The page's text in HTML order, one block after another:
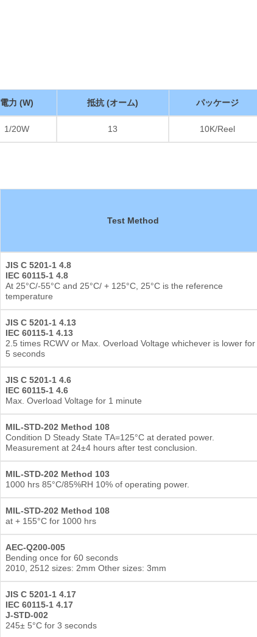
電力 (W) 抵抗 (オーム) パッケージ
1/20W 13 10K/Reel
Test Method
JIS C 5201-1 4.8
IEC 60115-1 4.8
At 25°C/-55°C and 25°C/ + 125°C, 25°C is the reference
temperature
JIS C 5201-1 4.13
IEC 60115-1 4.13
2.5 times RCWV or Max. Overload Voltage whichever is lower for
5 seconds
JIS C 5201-1 4.6
IEC 60115-1 4.6
Max. Overload Voltage for 1 minute
MIL-STD-202 Method 108
Condition D Steady State TA=125°C at derated power.
Measurement at 24±4 hours after test conclusion.
MIL-STD-202 Method 103
1000 hrs 85°C/85%RH 10% of operating power.
MIL-STD-202 Method 108
at + 155°C for 1000 hrs
AEC-Q200-005
Bending once for 60 seconds
2010, 2512 sizes: 2mm Other sizes: 3mm
JIS C 5201-1 4.17
IEC 60115-1 4.17
J-STD-002
245± 5°C for 3 seconds
厚膜抵抗器